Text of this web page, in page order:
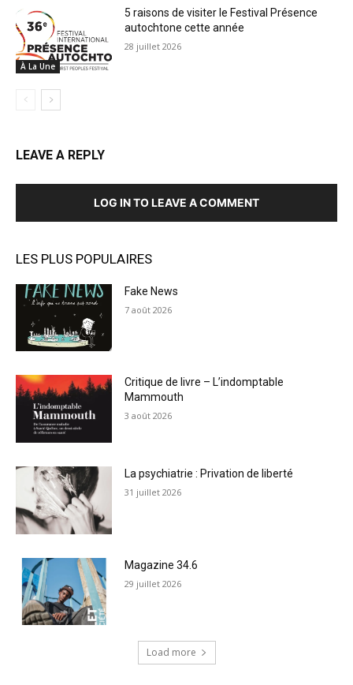
À La Une
5 raisons de visiter le Festival Présence
autochtone cette année
28 juillet 2026
LEAVE A REPLY
LOG IN TO LEAVE A COMMENT
LES PLUS POPULAIRES
Fake News
7 août 2026
Critique de livre – L’indomptable
Mammouth
3 août 2026
La psychiatrie : Privation de liberté
31 juillet 2026
Magazine 34.6
29 juillet 2026
Load more